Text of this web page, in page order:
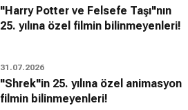
"Harry Potter ve Felsefe Taşı"nın
25. yılına özel filmin bilinmeyenleri!
31.07.2026
"Shrek"in 25. yılına özel animasyon
filmin bilinmeyenleri!